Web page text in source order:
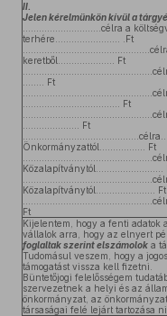
II.
Jelen kérelmünkön kívül a
…..........................célra a
terhére………………...... .Ft
keretből………………... Ft
…….. Ft
…………………............... Ft
……............... Ft
Önkormányzattól…………….. Ft
Közalapítványtól………................
Közalapítványtól……................ Ft
Ft
Kijelentem, hogy a fenti adatok
vállalok arra, hogy az elnyert
foglaltak szerint elszámolok a
Tudomásul veszem, hogy a
támogatást vissza kell fizetni.
Büntetőjogi felelősségem
szervezetnek a helyi és az
önkormányzat, az
társaságai felé lejárt tartozása